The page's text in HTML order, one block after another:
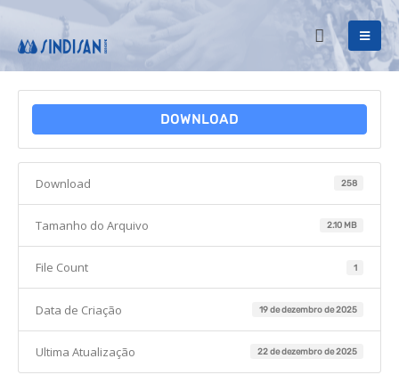
DOWNLOAD
Download 258
Tamanho do Arquivo 2.10 MB
File Count 1
Data de Criação 19 de dezembro de 2025
Ultima Atualização 22 de dezembro de 2025